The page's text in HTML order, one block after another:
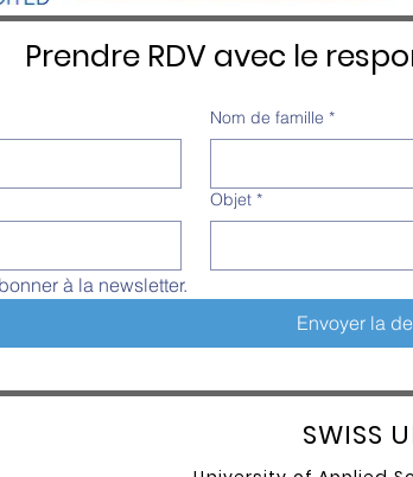
Prendre RDV avec le
Nom de famille *
Objet *
à la newsletter.
Envoyer la
SWISS